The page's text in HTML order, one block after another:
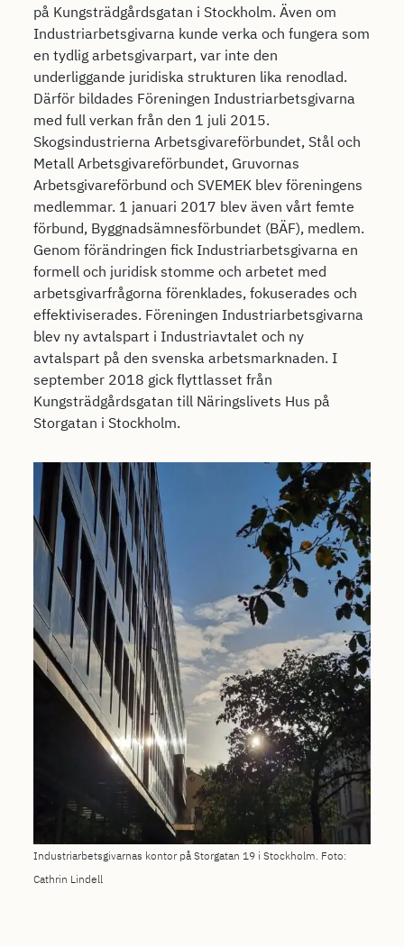
på Kungsträdgårdsgatan i Stockholm. Även om
Industriarbetsgivarna kunde verka och fungera som
en tydlig arbetsgivarpart, var inte den
underliggande juridiska strukturen lika renodlad.
Därför bildades Föreningen Industriarbetsgivarna
med full verkan från den 1 juli 2015.
Skogsindustrierna Arbetsgivareförbundet, Stål och
Metall Arbetsgivareförbundet, Gruvornas
Arbetsgivareförbund och SVEMEK blev föreningens
medlemmar. 1 januari 2017 blev även vårt femte
förbund, Byggnadsämnesförbundet (BÄF), medlem.
Genom förändringen fick Industriarbetsgivarna en
formell och juridisk stomme och arbetet med
arbetsgivarfrågorna förenklades, fokuserades och
effektiviserades. Föreningen Industriarbetsgivarna
blev ny avtalspart i Industriavtalet och ny
avtalspart på den svenska arbetsmarknaden. I
september 2018 gick flyttlasset från
Kungsträdgårdsgatan till Näringslivets Hus på
Storgatan i Stockholm.
Industriarbetsgivarnas kontor på Storgatan 19 i Stockholm. Foto:
Cathrin Lindell